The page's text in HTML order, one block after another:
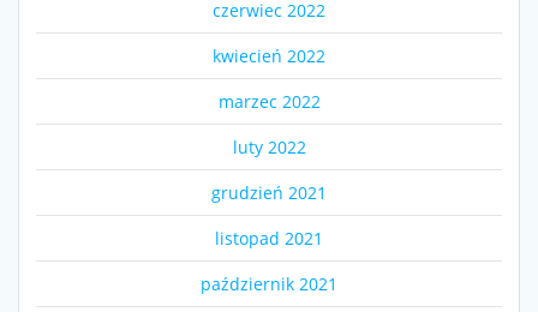
czerwiec 2022
kwiecień 2022
marzec 2022
luty 2022
grudzień 2021
listopad 2021
październik 2021